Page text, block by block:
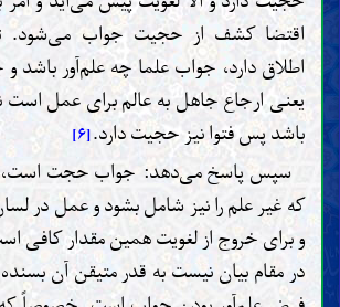
اقتضا کشف از حجیت جواب می‌شود.
اطلاق دارد، جواب علما چه علم‌آور باشد و
یعنی ارجاع جاهل به عالم برای عمل است
باشد پس فتوا نیز حجیت دارد.[۶]
سپس پاسخ می‌دهد: جواب حجت است،
که غیر علم را نیز شامل بشود و عمل در
و برای خروج از لغویت همین مقدار کافی
در مقام بیان نیست به قدر متیقن آن